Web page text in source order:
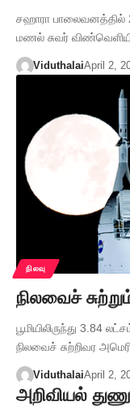
சஹாரா பாலைவனத்தில்
மணல் சுவர்
ViduthalaiApril 2,
நிலவு
நிலவைச்
பூமியிலிருந்து 3.84
நிலவைச் சுற்றிவர
ViduthalaiApril 2,
அறிவியல்